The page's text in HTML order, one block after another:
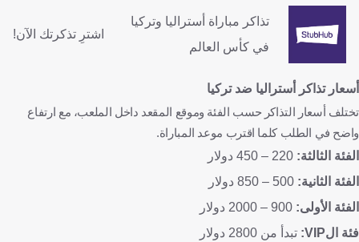
تذاكر مباراة أستراليا وتركيا
في كأس العالم
اشترِ تذكرتك الآن!
أسعار تذاكر أستراليا ضد تركيا
تختلف أسعار التذاكر حسب الفئة وموقع المقعد داخل الملعب، مع ارتفاع
واضح في الطلب كلما اقترب موعد المباراة.
الفئة الثالثة:
الفئة الثانية:
الفئة الأولى:
فئة الVIP:
تبدأ من 2800 دولار